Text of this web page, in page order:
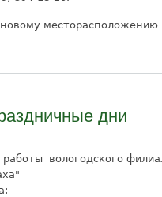
дни
вологодского